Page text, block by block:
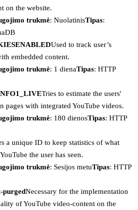
on the website.
trukmė: NuolatinisTipas:
Used to track user’s
embedded content.
trukmė: 1 dienaTipas: HTTP
Tries to estimate the users'
pages with integrated YouTube videos.
trukmė: 180 dienosTipas: HTTP
a unique ID to keep statistics of what
the user has seen.
trukmė: Sesijos metuTipas: HTTP
purgedNecessary for the implementation
of YouTube video-content on the